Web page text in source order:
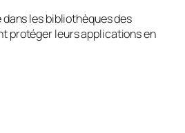
les bibliothèques des
protéger leurs applications en